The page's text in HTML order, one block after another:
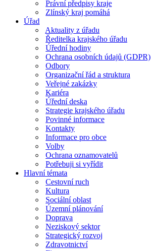
Právní předpisy kraje
Zlínský kraj pomáhá
Úřad
Aktuality z úřadu
Ředitelka krajského úřadu
Úřední hodiny
Ochrana osobních údajů (GDPR)
Odbory
Organizační řád a struktura
Veřejné zakázky
Kariéra
Úřední deska
Strategie krajského úřadu
Povinné informace
Kontakty
Informace pro obce
Volby
Ochrana oznamovatelů
Potřebuji si vyřídit
Hlavní témata
Cestovní ruch
Kultura
Sociální oblast
Územní plánování
Doprava
Neziskový sektor
Strategický rozvoj
Zdravotnictví